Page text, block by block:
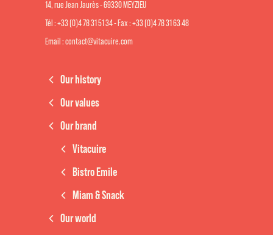
14, rue Jean Jaurès - 69330 MEYZIEU
Tél : +33 (0)4 78 31 51 34 - Fax : +33 (0)4 78 31 63 48
Email : contact@vitacuire.com
Our history
Our values
Our brand
Vitacuire
Bistro Emile
Miam & Snack
Our world